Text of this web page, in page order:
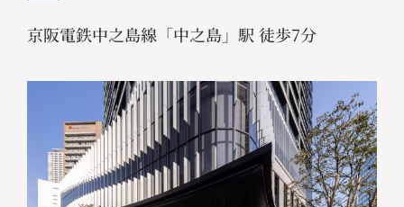
京阪電鉄中之島線「中之島」駅 徒歩7分